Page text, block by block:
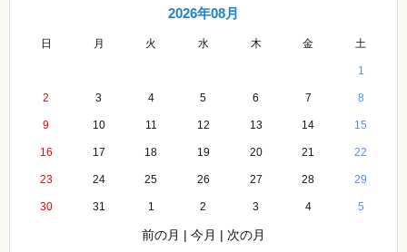
2026年08月
日 月 火 水 木 金 土
1
2 3 4 5 6 7 8
9 10 11 12 13 14 15
16 17 18 19 20 21 22
23 24 25 26 27 28 29
30 31 1 2 3 4 5
前の月 | 今月 | 次の月